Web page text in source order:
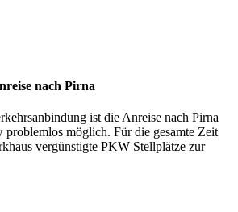
nach Pirna
ist die Anreise nach Pirna
möglich. Für die gesamte Zeit
vergünstigte PKW Stellplätze zur